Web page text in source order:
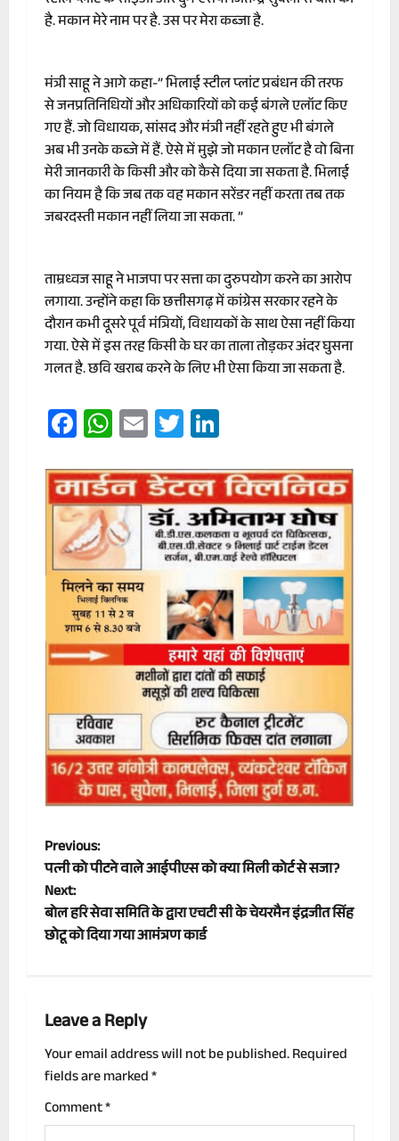
है. मकान मेरे नाम पर है. उस पर मेरा कब्जा है.
मंत्री साहू ने आगे कहा-” भिलाई स्टील प्लांट प्रबंधन की तरफ
से जनप्रतिनिधियों और अधिकारियों को कई बंगले एलॉट किए
गए हैं. जो विधायक, सांसद और मंत्री नहीं रहते हुए भी बंगले
अब भी उनके कब्जे में हैं. ऐसे में मुझे जो मकान एलॉट है वो बिना
मेरी जानकारी के किसी और को कैसे दिया जा सकता है. भिलाई
का नियम है कि जब तक वह मकान सरेंडर नहीं करता तब तक
जबरदस्ती मकान नहीं लिया जा सकता. ”
ताम्रध्वज साहू ने भाजपा पर सत्ता का दुरुपयोग करने का आरोप
लगाया. उन्होंने कहा कि छत्तीसगढ़ में कांग्रेस सरकार रहने के
दौरान कभी दूसरे पूर्व मंत्रियों, विधायकों के साथ ऐसा नहीं किया
गया. ऐसे में इस तरह किसी के घर का ताला तोड़कर अंदर घुसना
गलत है. छवि खराब करने के लिए भी ऐसा किया जा सकता है.
Facebook
WhatsApp
EmailTwitter
P
o
s
n
a
v
i
Previous:
पत्नी को पीटने वाले आईपीएस को क्या मिली कोर्ट से सजा?
Next:
बोल हरि सेवा समिति के द्वारा एचटी सी के चेयरमैन इंद्रजीत सिंह
छोटू को दिया गया आमंत्रण कार्ड
Leave a Reply
Your email address will not be published.Required
fields are marked*
Comment*